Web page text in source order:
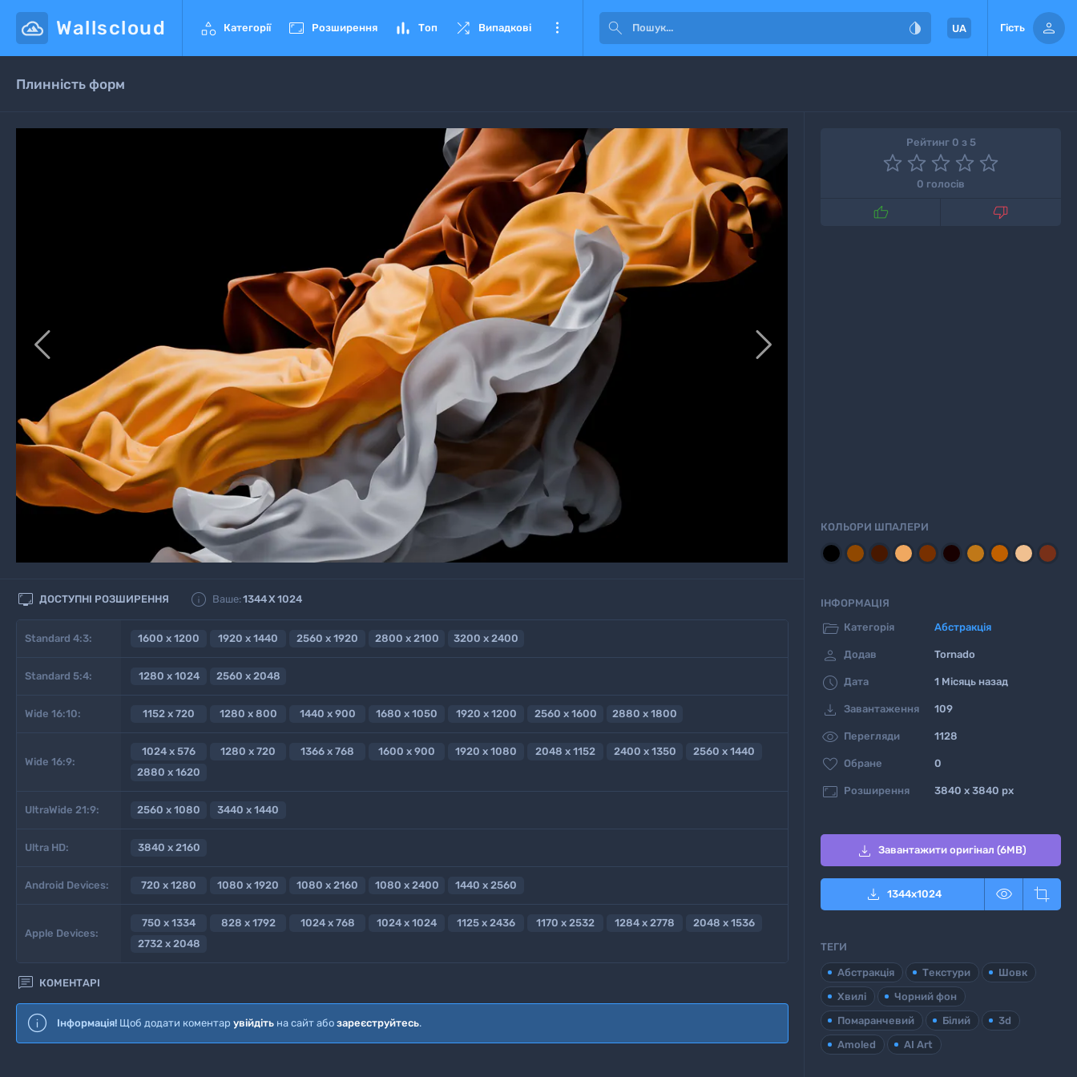
Wallscloud  Категорії  Розширення  Топ  Випадкові    UA Гість 
Плинність форм
 
 ДОСТУПНІ РОЗШИРЕННЯ  Ваше:1344X 1024
Standard 4:3: 1600 x 1200 1920 x 1440 2560 x 1920 2800 x 2100 3200 x 2400
Standard 5:4: 1280 x 1024 2560 x 2048
Wide 16:10: 1152 x 720 1280 x 800 1440 x 900 1680 x 1050 1920 x 1200 2560 x 1600 2880 x 1800
Wide 16:9:
1024 x 576 1280 x 720 1366 x 768 1600 x 900 1920 x 1080 2048 x 1152 2400 x 1350
2560 x 1440
2880 x 1620
UltraWide 21:9: 2560 x 1080 3440 x 1440
Ultra HD: 3840 x 2160
Android Devices: 720 x 1280 1080 x 1920 1080 x 2160 1080 x 2400 1440 x 2560
Apple Devices:
750 x 1334 828 x 1792 1024 x 768 1024 x 1024 1125 x 2436 1170 x 2532 1284 x 2778
2048 x 1536
2732 x 2048
 КОМЕНТАРІ
Інформація! Щоб додати коментар увійдіть на сайт або зареєструйтесь.
Рейтинг 0 з 5
0 голосів
 
КОЛЬОРИ ШПАЛЕРИ
ІНФОРМАЦІЯ
 Категорія Aбстракція
 Додав Tornado
 Дата 1 Місяць назад
 Завантаження 109
 Перегляди 1128
 Обране 0
 Розширення 3840 x 3840 px
 Завантажити оригінал (6MB)
 1344x1024  
ТЕГИ
Абстракція Текстури
Шовк
Хвилі
Чорний фон
Помаранчевий
Білий
3d
Amoled
AI Art